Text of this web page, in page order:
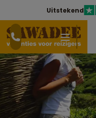
Uitstekend